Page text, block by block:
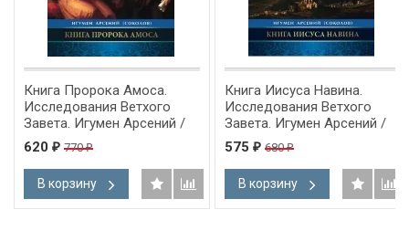
Книга Пророка Амоса.
Исследования Ветхого
Завета. Игумен Арсений /
Соколов/
620 ₽ 770₽
В корзину
Книга Иисуса Навина.
Исследования Ветхого
Завета. Игумен Арсений /
Соколов/
575 ₽ 680₽
В корзину